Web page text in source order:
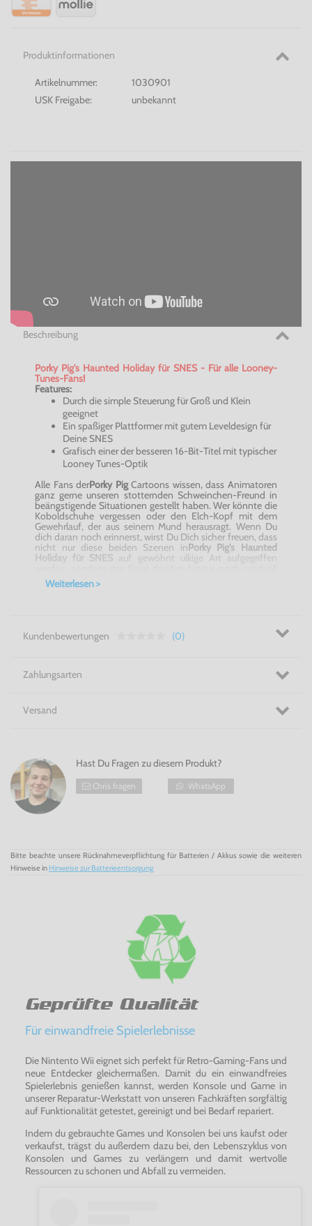
Produktinformationen
Artikelnummer:
1030901
USK Freigabe:
unbekannt
Beschreibung
Porky Pig's Haunted Holidayfür SNES - Für alle Looney-
Tunes-Fans!
Features:
Durch die simple Steuerung für Groß und Klein
geeignet
Ein spaßiger Plattformer mit gutem Leveldesign für
Deine SNES
Grafisch einer der besseren 16-Bit-Titel mit typischer
LooneyTunes-Optik
Alle Fans derPorkyPigCartoons wissen, dass Animatoren
ganz gerne unseren stotternden Schweinchen-Freund in
beängstigende Situationen gestellt haben. Wer könnte die
Koboldschuhe vergessen oder den Elch-Kopf mit dem
Gewehrlauf, der aus seinem Mund herausragt. Wenn Du
dich daran noch erinnerst, wirst Du Dich sicher freuen, dass
nicht nur diese beiden Szenen inPorky Pig's Haunted
Holiday für SNES
auf gewöhnt ulkige Art aufgegriffen
mit witzigen
spielenswert!
Weiterlesen >
Kundenbewertungen (0)
Zahlungsarten
Versand
Hast Du Fragen zu diesem Produkt?
Chris fragen WhatsApp
Bitte beachte unsere Rücknahmeverpflichtung für Batterien / Akkus sowie die weiteren
Hinweise in Hinweise zur Batterieentsorgung
Geprüfte Qualität
Für einwandfreie Spielerlebnisse
Die Nintento Wii eignet sich perfekt für Retro-Gaming-Fans und
neue Entdecker gleichermaßen. Damit du ein einwandfreies
Spielerlebnis genießen kannst, werden Konsole und Game in
unserer Reparatur-Werkstatt von unseren Fachkräften sorgfältig
auf Funktionalität getestet, gereinigt und bei Bedarf repariert.
Indem du gebrauchte Games und Konsolen bei uns kaufst oder
verkaufst, trägst du außerdem dazu bei, den Lebenszyklus von
Konsolen und Games zu verlängern und damit wertvolle
Ressourcen zu schonen und Abfall zu vermeiden.